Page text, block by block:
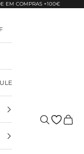
EM COMPRAS +100€
Pesquisar